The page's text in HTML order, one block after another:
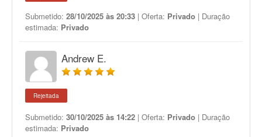
Submetido: 28/10/2025 às 20:33 | Oferta: Privado | Duração
estimada: Privado
Andrew E.
Rejeitada
Submetido: 30/10/2025 às 14:22 | Oferta: Privado | Duração
estimada: Privado